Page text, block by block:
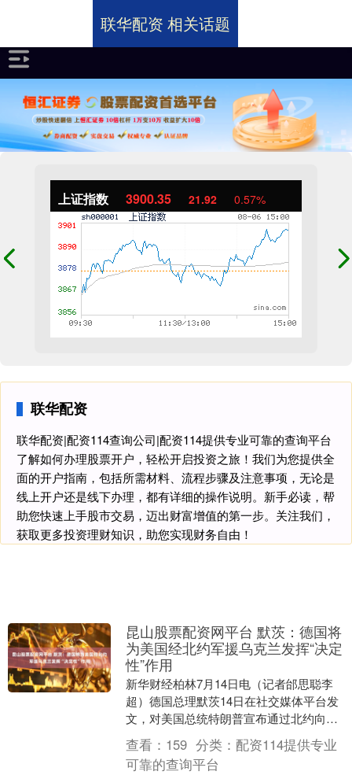
上证指数 3900.35 21.92 0.57%
联华配资
联华配资|配资114查询公司|配资114提供专业可靠的查询平台
了解如何办理股票开户，轻松开启投资之旅！我们为您提供全
面的开户指南，包括所需材料、流程步骤及注意事项，无论是
线上开户还是线下办理，都有详细的操作说明。新手必读，帮
助您快速上手股市交易，迈出财富增值的第一步。关注我们，
获取更多投资理财知识，助您实现财务自由！
联华配资 相关话题
昆山股票配资网平台 默茨：德国将
为美国经北约军援乌克兰发挥“决定
性”作用
新华财经柏林7月14日电（记者邰思聪李
超）德国总理默茨14日在社交媒体平台发
文，对美国总统特朗普宣布通过北约向乌
克兰提供大规模军事援助表示欢迎，说他
与特朗普过去....
查看： 159 分类： 配资114提供专业
可靠的查询平台